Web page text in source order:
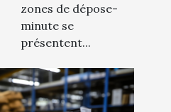
zones de dépose-
minute se
présentent...